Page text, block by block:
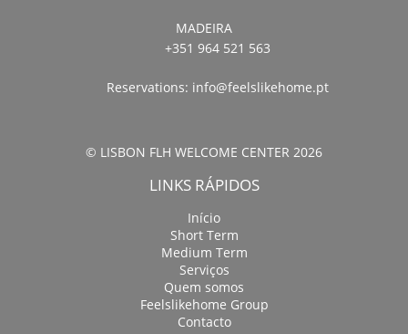
MADEIRA
+351 964 521 563
Reservations: info@feelslikehome.pt
© LISBON FLH WELCOME CENTER 2026
LINKS RÁPIDOS
Início
Short Term
Medium Term
Serviços
Quem somos
Feelslikehome Group
Contacto